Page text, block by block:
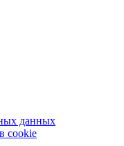
данных
cookie